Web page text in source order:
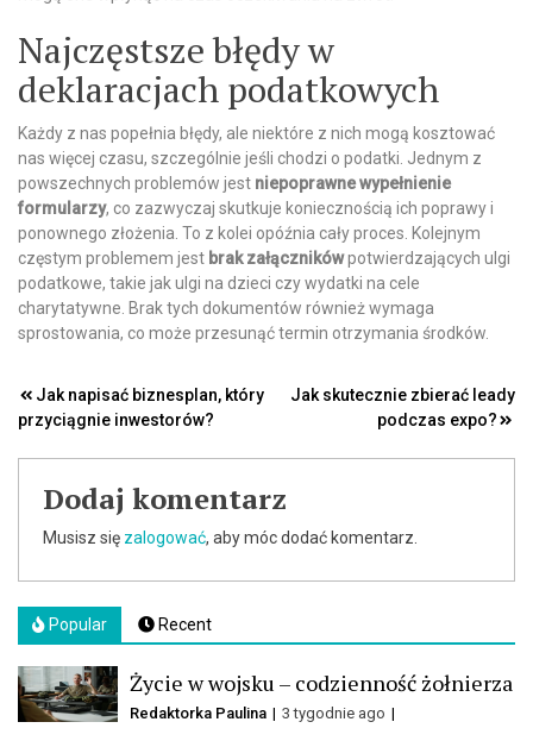
Najczęstsze błędy w
deklaracjach podatkowych
Każdy z nas popełnia błędy, ale niektóre z nich mogą kosztować
nas więcej czasu, szczególnie jeśli chodzi o podatki. Jednym z
powszechnych problemów jest niepoprawne wypełnienie
formularzy, co zazwyczaj skutkuje koniecznością ich poprawy i
ponownego złożenia. To z kolei opóźnia cały proces. Kolejnym
częstym problemem jest brak załącznikówpotwierdzających ulgi
podatkowe, takie jak ulgi na dzieci czy wydatki na cele
charytatywne. Brak tych dokumentów również wymaga
sprostowania, co może przesunąć termin otrzymania środków.
Nawigacja
wpisu
Jak napisać biznesplan, który
przyciągnie inwestorów?
Jak skutecznie zbierać leady
podczas expo?
Dodaj komentarz
Musisz się zalogować, aby móc dodać komentarz.
Popular Recent
Życie w wojsku – codzienność żołnierza
Redaktorka Paulina 3 tygodnie ago